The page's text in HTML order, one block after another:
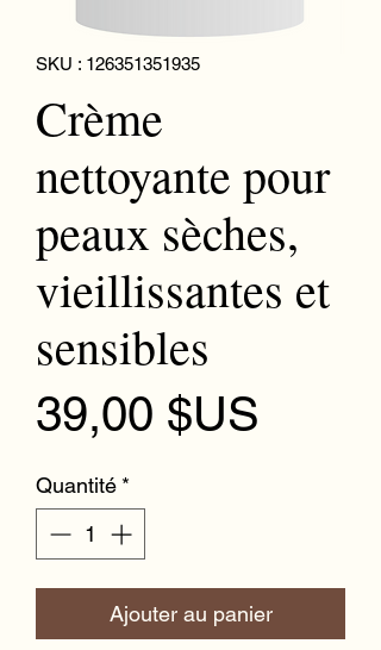
SKU : 126351351935
Crème
nettoyante pour
peaux sèches,
vieillissantes et
sensibles
39,00 $US
Quantité *
Ajouter au panier